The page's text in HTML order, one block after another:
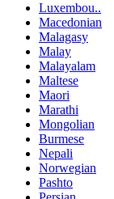
Luxembou..
Macedonian
Malagasy
Malay
Malayalam
Maltese
Maori
Marathi
Mongolian
Burmese
Nepali
Norwegian
Pashto